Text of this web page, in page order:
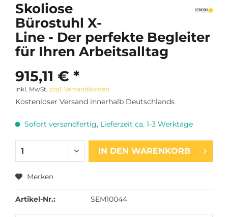
Skoliose
Bürostuhl X-
Line - Der perfekte Begleiter
für Ihren Arbeitsalltag
915,11 € *
inkl. MwSt. zzgl. Versandkosten
Kostenloser Versand innerhalb Deutschlands
Sofort versandfertig, Lieferzeit ca. 1-3 Werktage
IN DEN WARENKORB
Merken
Artikel-Nr.: SEM10044